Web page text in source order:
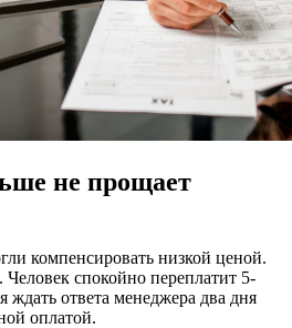
не прощает
компенсировать низкой ценой.
Человек спокойно переплатит 5-
ждать ответа менеджера два дня
оплатой.